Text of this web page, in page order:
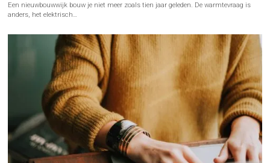
Een nieuwbouwwijk bouw je niet meer zoals tien jaar geleden. De warmtevraag is
anders, het elektrisch…